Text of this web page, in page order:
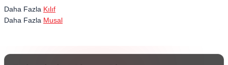
Daha Fazla Kılıf
Daha Fazla Musal